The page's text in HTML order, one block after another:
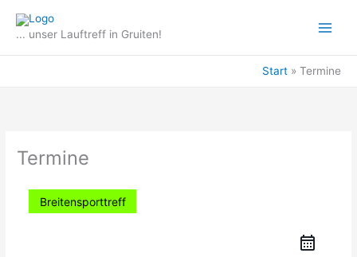
Inhalt
... unser Lauftreff in Gruiten!
Start Termine
Termine
Breitensporttreff